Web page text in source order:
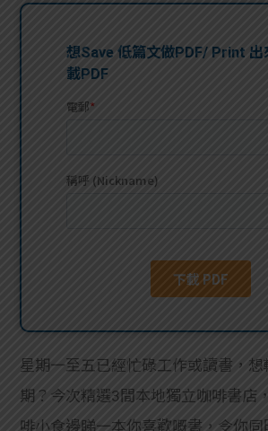
網上
私人
貸款
校園
Gui
理財
星期一至五已經忙碌工作或讀書，
期？今次精選3間本地獨立咖啡書店
啡小食邊睇一本你喜歡嘅書，令你